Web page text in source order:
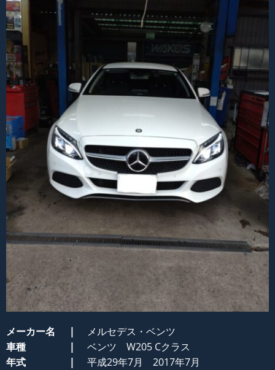
メーカー名
メルセデス・ベンツ
車種
ベンツ W205 Cクラス
年式
平成29年7月 2017年7月